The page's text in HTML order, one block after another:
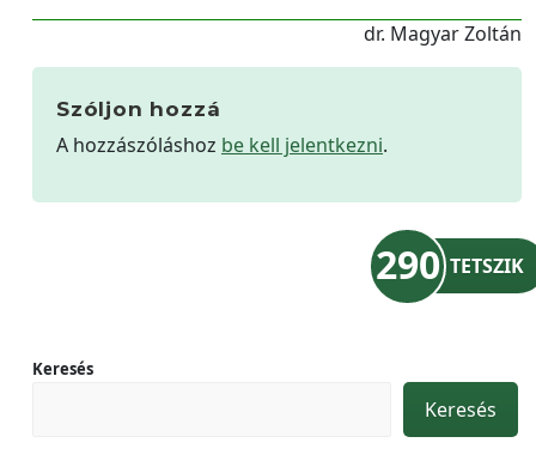
dr. Magyar Zoltán
Szóljon hozzá
A hozzászóláshoz be kell jelentkezni.
290 TETSZIK
Keresés
Keresés